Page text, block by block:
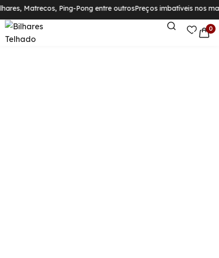
Matrecos, Ping-Pong entre outrosPreços imbatíveis nos
0